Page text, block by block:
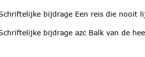
Schriftelijke bijdrage Een reis die nooit
Schriftelijke bijdrage azc Balk van de